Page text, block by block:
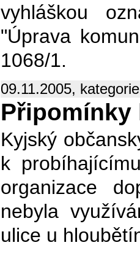
vyhláškou
"Úprava
1068/1.
09.11.2005,
Připomínky
Kyjský
k
organizace
nebyla
ulice u